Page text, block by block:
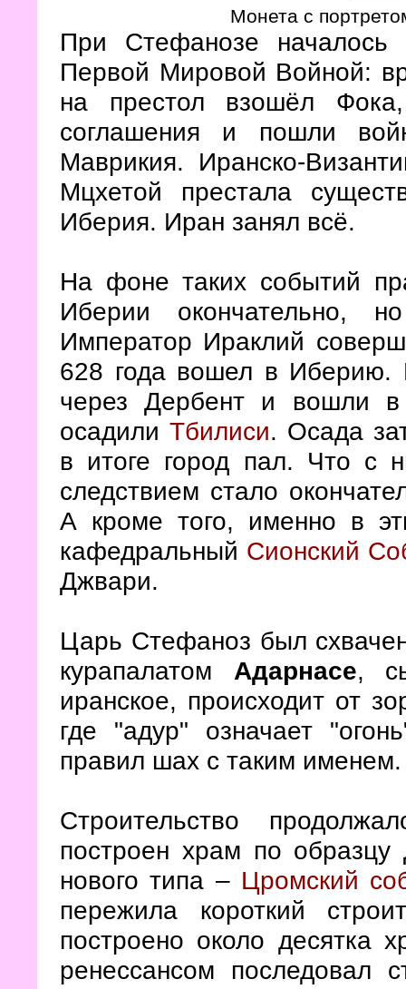
Монета с
При Стефанозе
Первой Мировой Войной:
на престол взошёл
соглашения и пошли
Маврикия. Иранско-
Мцхетой престала
Иберия. Иран занял всё.
На фоне таких событий
Иберии окончательно,
Император Ираклий
628 года вошел в Иберию.
через Дербент и вошли
осадилиТбилиси. Осада
в итоге город пал. Что с
следствием стало
А кроме того, именно в
кафедральный Сионский
Джвари.
Царь Стефаноз был
курапалатом Адарнасе,
иранское, происходит от
где "адур" означает
правил шах с таким именем.
Строительство
построен храм по
нового типа – Цромский
пережила короткий
построено около десятка
ренессансом последовал